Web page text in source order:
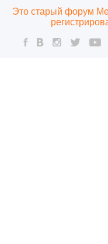
Это старый форум